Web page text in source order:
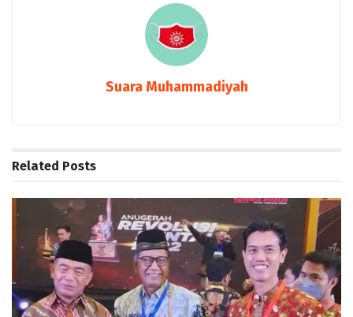
Suara Muhammadiyah
Related Posts